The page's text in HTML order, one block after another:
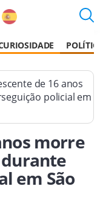
de 16 anos
policial em
morre
em São